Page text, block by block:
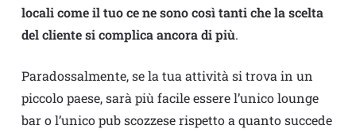
locali come il tuo ce ne sono così tanti che la scelta
del cliente si complica ancora di più.
Paradossalmente, se la tua attività si trova in un
piccolo paese, sarà più facile essere l’unico lounge
bar o l’unico pub scozzese rispetto a quanto succede